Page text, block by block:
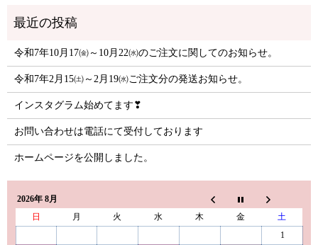
令和7年10月17㈮～10月22㈬のご注文に関してのお知らせ。
令和7年2月15㈯～2月19㈬ご注文分の発送お知らせ。
インスタグラム始めてます❣
お問い合わせは電話にて受付しております
ホームページを公開しました。
2026年 8月
日
月 火 水 木 金
土
1